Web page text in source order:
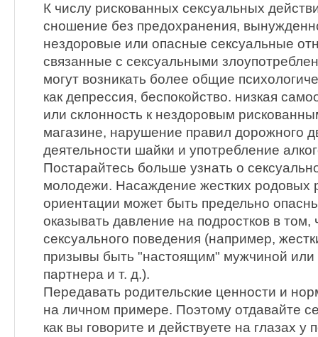
К числу рискованных сексуальных
сношение без предохранения,
нездоровые или опасные сексуальные
связанные с сексуальными
могут возникать более общие
как депрессия, беспокойство. низкая
или склонность к нездоровым
магазине, нарушение правил дорожного
деятельности шайки и употребление
Постарайтесь больше узнать о
молодежи. Насаждение жестких родовых
ориентации может быть предельно
оказывать давление на подростков в том,
сексуального поведения (например,
призывы быть "настоящим" мужчиной
партнера и т. д.).
Передавать родительские ценности и
на личном примере. Поэтому отдавайте
как вы говорите и действуете на глазах у